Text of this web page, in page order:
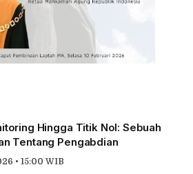
Hingga Titik Nol: Sebuah
Tentang Pengabdian
• 15:00 WIB